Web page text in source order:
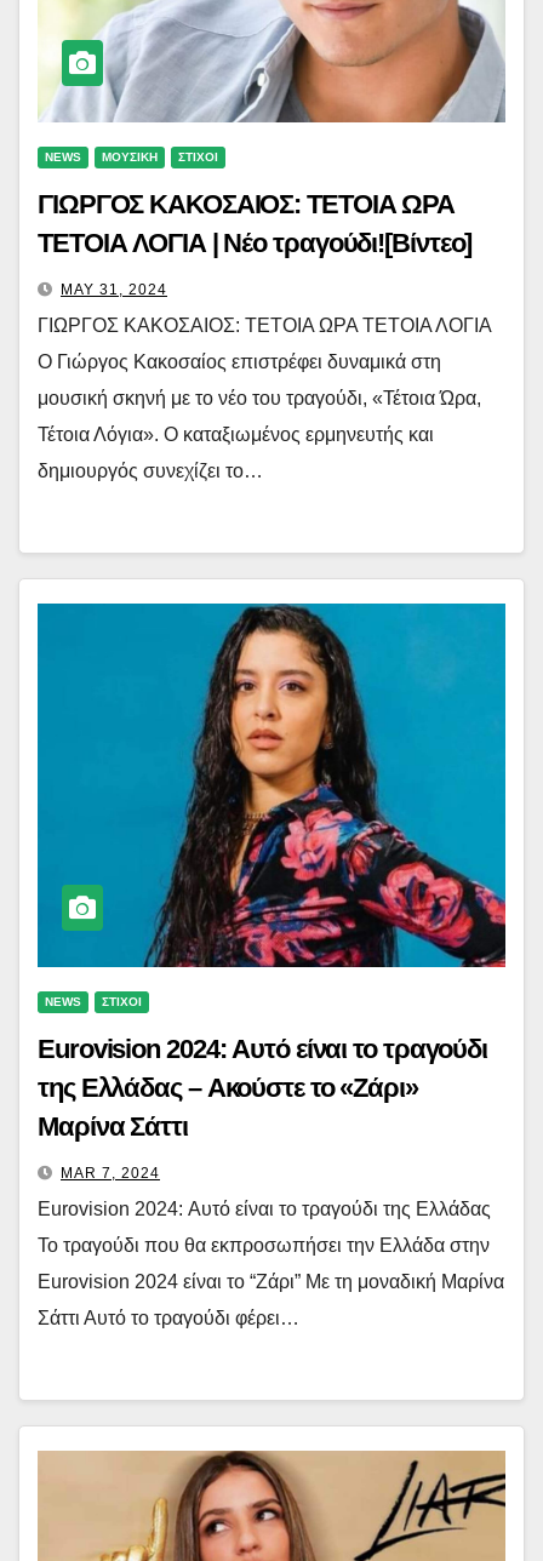
NEWS ΜΟΥΣΙΚΗ ΣΤΙΧΟΙ
ΓΙΩΡΓΟΣ ΚΑΚΟΣΑΙΟΣ: ΤΕΤΟΙΑ ΩΡΑ
ΤΕΤΟΙΑ ΛΟΓΙΑ | Νέο τραγούδι![Βίντεο]
MAY 31, 2024
ΓΙΩΡΓΟΣ ΚΑΚΟΣΑΙΟΣ: ΤΕΤΟΙΑ ΩΡΑ ΤΕΤΟΙΑ ΛΟΓΙΑ
Ο Γιώργος Κακοσαίος επιστρέφει δυναμικά στη
μουσική σκηνή με το νέο του τραγούδι, «Τέτοια Ώρα,
Τέτοια Λόγια». Ο καταξιωμένος ερμηνευτής και
δημιουργός συνεχίζει το…
NEWS ΣΤΙΧΟΙ
Eurovision 2024: Αυτό είναι το τραγούδι
της Ελλάδας – Ακούστε το «Ζάρι»
Μαρίνα Σάττι
MAR 7, 2024
Eurovision 2024: Αυτό είναι το τραγούδι της Ελλάδας
Το τραγούδι που θα εκπροσωπήσει την Ελλάδα στην
Eurovision 2024 είναι το “Ζάρι” Με τη μοναδική Μαρίνα
Σάττι Αυτό το τραγούδι φέρει…